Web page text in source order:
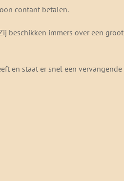
contant betalen.
beschikken immers over een groot
en staat er snel een vervangende